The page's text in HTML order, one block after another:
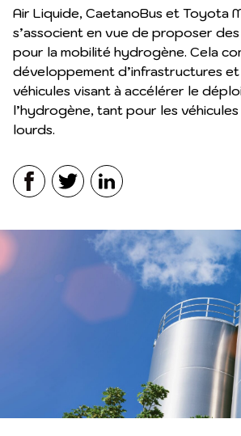
Air Liquide, CaetanoBus et Toyota
s’associent en vue de proposer
pour la mobilité hydrogène. Cela
développement d’infrastructures
véhicules visant à accélérer le
l’hydrogène, tant pour les
lourds.
FacebookTwitterLinkedIn